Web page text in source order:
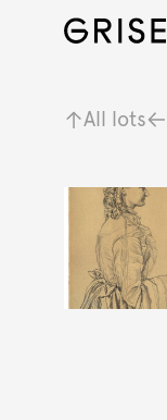
All lots